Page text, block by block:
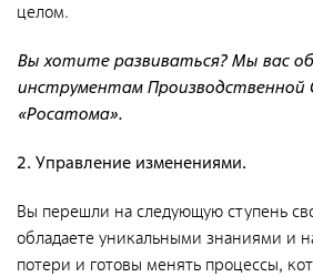
целом.
Вы хотите развиваться? Мы вас
инструментам Производственной
«Росатома».
2. Управление изменениями.
Вы перешли на следующую ступень
обладаете уникальными знаниями и
потери и готовы менять процессы,
СМИ о нас
Контакты
Обратная связь
Новости